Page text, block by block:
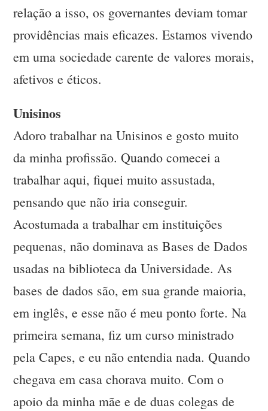
relação a isso, os governantes deviam tomar
providências mais eficazes. Estamos vivendo
em uma sociedade carente de valores morais,
afetivos e éticos.
Unisinos
Adoro trabalhar na Unisinos e gosto muito
da minha profissão. Quando comecei a
trabalhar aqui, fiquei muito assustada,
pensando que não iria conseguir.
Acostumada a trabalhar em instituições
pequenas, não dominava as Bases de Dados
usadas na biblioteca da Universidade. As
bases de dados são, em sua grande maioria,
em inglês, e esse não é meu ponto forte. Na
primeira semana, fiz um curso ministrado
pela Capes, e eu não entendia nada. Quando
chegava em casa chorava muito. Com o
apoio da minha mãe e de duas colegas de